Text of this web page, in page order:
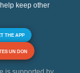
keep other
THE APP
UN DON